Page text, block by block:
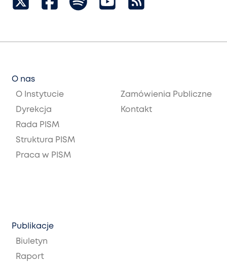
O nas
O Instytucie
Dyrekcja
Rada PISM
Struktura PISM
Praca w PISM
Zamówienia Publiczne
Kontakt
Publikacje
Biuletyn
Raport